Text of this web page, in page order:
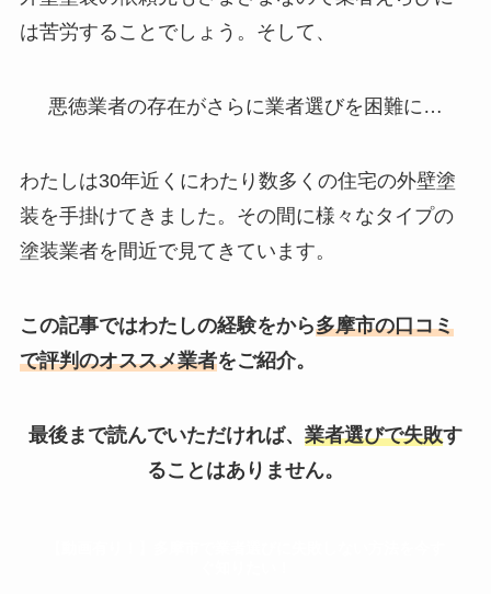
は苦労することでしょう。そして、
悪徳業者の存在がさらに業者選びを困難に…
わたしは30年近くにわたり数多くの住宅の外壁塗
装を手掛けてきました。その間に様々なタイプの
塗装業者を間近で見てきています。
この記事ではわたしの経験をから多摩市の口コミ
で評判のオススメ業者をご紹介。
最後まで読んでいただければ、 業者選びで失敗す
ることはありません。